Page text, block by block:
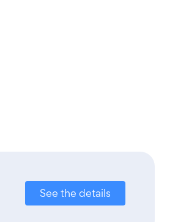
See the details